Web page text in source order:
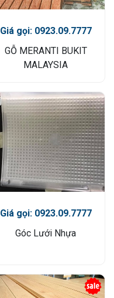
Giá gọi: 0923.09.7777
GỖ MERANTI BUKIT
MALAYSIA
Giá gọi: 0923.09.7777
Góc Lưới Nhựa